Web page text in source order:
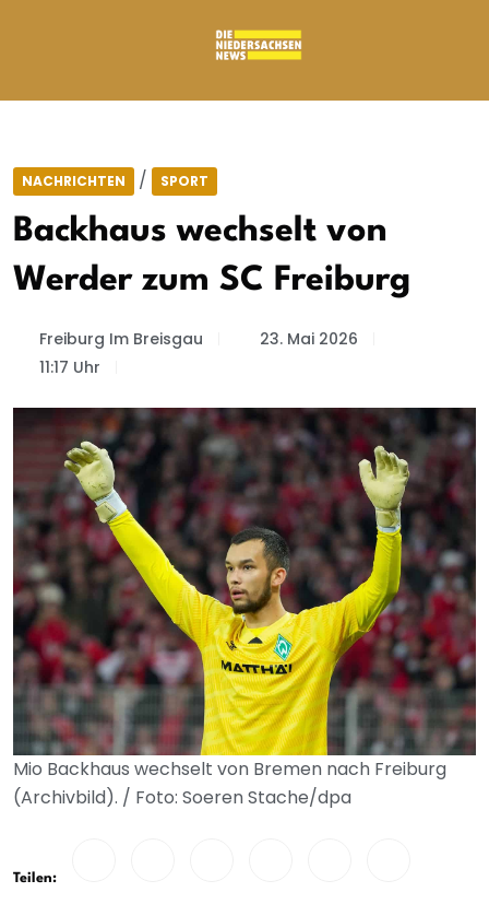
NACHRICHTEN / SPORT
Backhaus wechselt von
Werder zum SC Freiburg
Freiburg Im Breisgau
23. Mai 2026
11:17 Uhr
Mio Backhaus wechselt von Bremen nach Freiburg
(Archivbild). / Foto: Soeren Stache/dpa
Teilen: